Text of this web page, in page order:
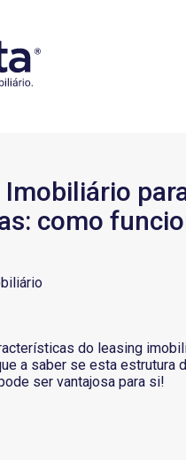
Imobiliário
como
do leasing
a saber se esta estrutura
ser vantajosa para si!